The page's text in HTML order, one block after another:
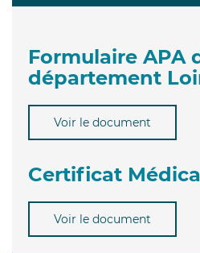
Formulaire APA
département
Voir le document
Certificat
Voir le document